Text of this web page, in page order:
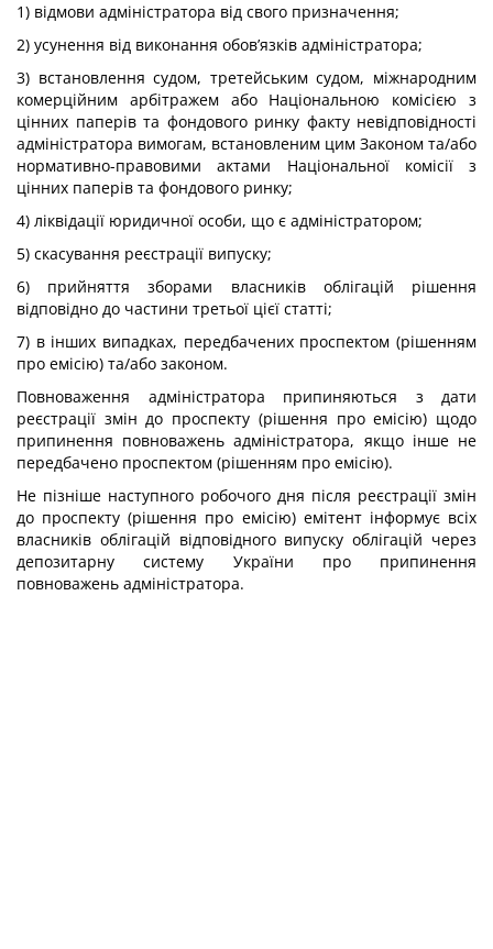
1) відмови адміністратора від свого призначення;
2) усунення від виконання обов’язків адміністратора;
3) встановлення судом, третейським судом, міжнародним
комерційним арбітражем або Національною комісією з
цінних паперів та фондового ринку факту невідповідності
адміністратора вимогам, встановленим цим Законом та/або
нормативно-правовими актами Національної комісії з
цінних паперів та фондового ринку;
4) ліквідації юридичної особи, що є адміністратором;
5) скасування реєстрації випуску;
6) прийняття зборами власників облігацій рішення
відповідно до частини третьої цієї статті;
7) в інших випадках, передбачених проспектом (рішенням
про емісію) та/або законом.
Повноваження адміністратора припиняються з дати
реєстрації змін до проспекту (рішення про емісію) щодо
припинення повноважень адміністратора, якщо інше не
передбачено проспектом (рішенням про емісію).
Не пізніше наступного робочого дня після реєстрації змін
до проспекту (рішення про емісію) емітент інформує всіх
власників облігацій відповідного випуску облігацій через
депозитарну систему України про припинення
повноважень адміністратора.